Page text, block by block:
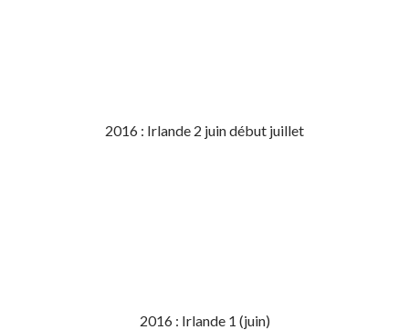
2016 : Irlande 2 juin début juillet
2016 : Irlande 1 (juin)